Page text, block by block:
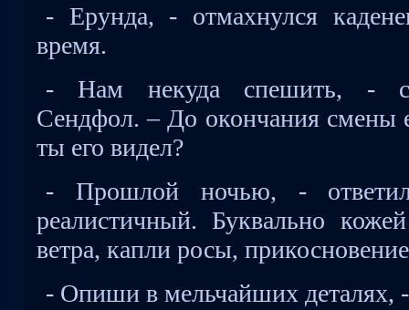
- Ерунда, - отмахнулся
время.
- Нам некуда спешить, -
Сендфол. – До окончания смены
ты его видел?
- Прошлой ночью, -
реалистичный. Буквально
ветра, капли росы,
- Опиши в мельчайших деталях,